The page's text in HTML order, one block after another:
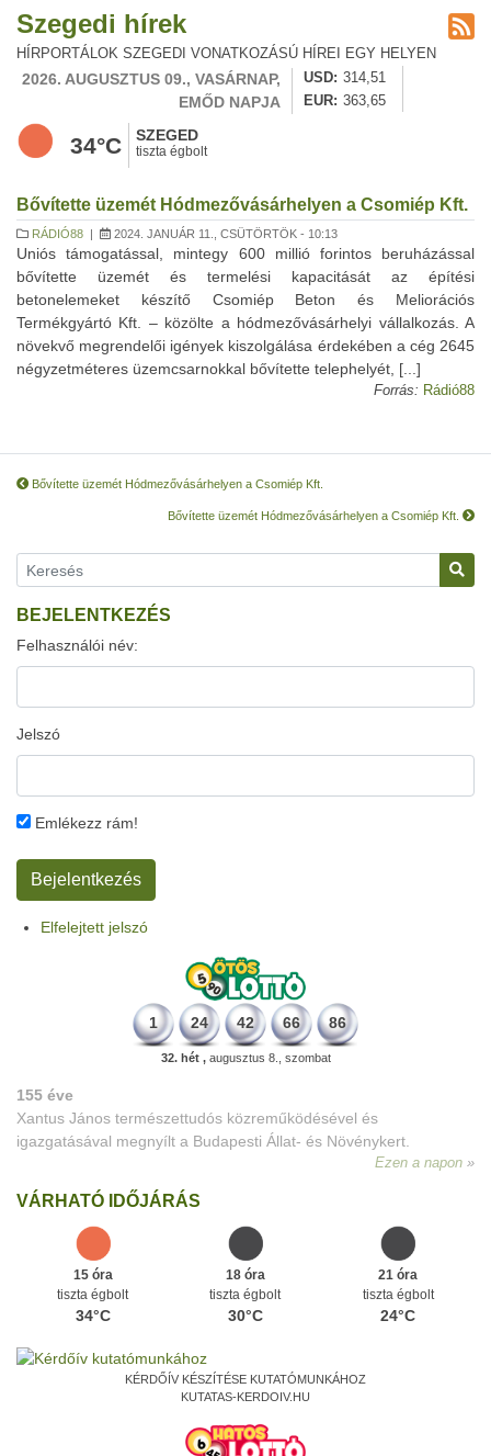
Szegedi hírek
HÍRPORTÁLOK SZEGEDI VONATKOZÁSÚ HÍREI EGY HELYEN
2026. AUGUSZTUS 09., VASÁRNAP,
EMŐD NAPJA
USD
314,51
EUR
363,65
34°C SZEGED
tiszta égbolt
Bővítette üzemét Hódmezővásárhelyen a Csomiép Kft.
RÁDIÓ88 | 2024. JANUÁR 11., CSÜTÖRTÖK - 10:13
Uniós támogatással, mintegy 600 millió forintos beruházással
bővítette üzemét és termelési kapacitását az építési
betonelemeket készítő Csomiép Beton és Meliorációs
Termékgyártó Kft. – közölte a hódmezővásárhelyi vállalkozás. A
növekvő megrendelői igények kiszolgálása érdekében a cég 2645
négyzetméteres üzemcsarnokkal bővítette telephelyét, [...]
Forrás: Rádió88
Bővítette üzemét Hódmezővásárhelyen a Csomiép Kft.
Bővítette üzemét Hódmezővásárhelyen a Csomiép Kft.
BEJELENTKEZÉS
Felhasználói név:
Jelszó
Emlékezz rám!
Elfelejtett jelszó
1 24 42 66 86
32. hét ,augusztus 8., szombat
155 éve
Xantus János természettudós közreműködésével és
igazgatásával megnyílt a Budapesti Állat- és Növénykert.
Ezen a napon
VÁRHATÓ IDŐJÁRÁS
15 óra
tiszta égbolt
34°C
18 óra
tiszta égbolt
30°C
21 óra
tiszta égbolt
24°C
KÉRDŐÍV KÉSZÍTÉSE KUTATÓMUNKÁHOZ
KUTATAS-KERDOIV.HU